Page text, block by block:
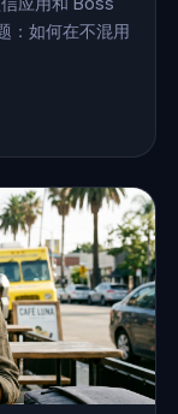
：如何在不混用